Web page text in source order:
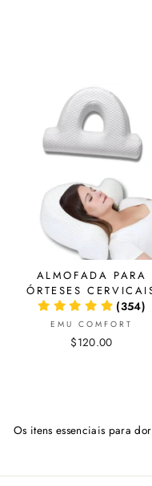
ALMOFADA PARA
ÓRTESES
(354)
EMU COMFORT
$120.00
Os itens essenciais para